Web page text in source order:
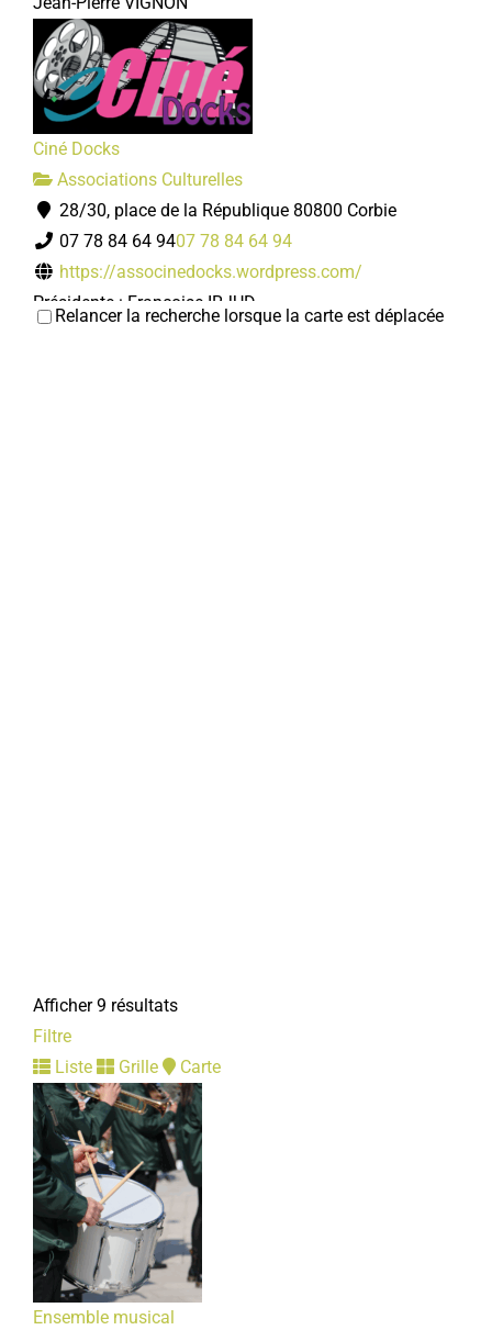
Ciné Docks
Associations Culturelles
28/30, place de la République 80800 Corbie
07 78 84 64 9407 78 84 64 94
https://associnedocks.wordpress.com/
Présidente : Françoise IRJUD
Ensemble musical
Associations Culturelles
Place de la République 80800 Corbie
06 84 95 30 18 06 84 95 30 18
ensemblemusicalcorbie@gmail.com
Présidente : BROUILLARD Cécile
Relancer la recherche lorsque la carte est déplacée
Afficher 9 résultats
Filtre
Liste
Grille Carte
Ensemble musical